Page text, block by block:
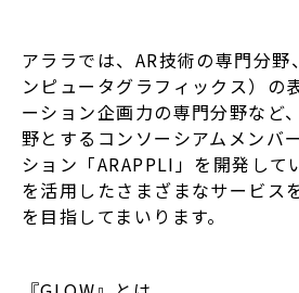
アララでは、AR技術の専門分野
ンピュータグラフィックス）の
ーション企画力の専門分野など
野とするコンソーシアムメンバ
ション「ARAPPLI」を開発して
を活用したさまざまなサービス
を目指してまいります。